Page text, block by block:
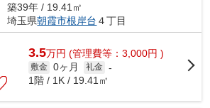
築39年 / 19.41㎡
埼玉県朝霞市根岸台 ４丁目
3.5万円 (管理費等：3,000円 )
敷金 0ヶ月 礼金 -
1階 / 1K / 19.41㎡